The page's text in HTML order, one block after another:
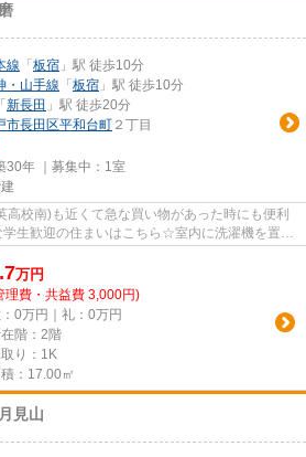
線 「 板宿 」駅 徒歩10分
・山手線 「 板宿 」駅 徒歩10分
「 新長田 」駅 徒歩20分
市長田区平和台町 ２丁目
30年 ｜募集中： 1室
校南)も近くて急な買い物があった時にも便利
生歓迎の住まいはこちら☆室内に洗濯機を置け
万円
理費・共益費 3,000円)
0万円｜礼：0万円
階：2階
り：1K
：17.00㎡
見山